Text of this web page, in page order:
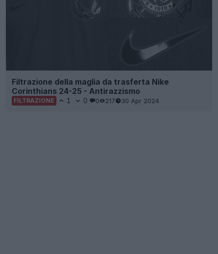
Filtrazione della maglia da trasferta Nike
Corinthians 24-25 - Antirazzismo
FILTRAZIONE 1 0 0 217 30 Apr 2024